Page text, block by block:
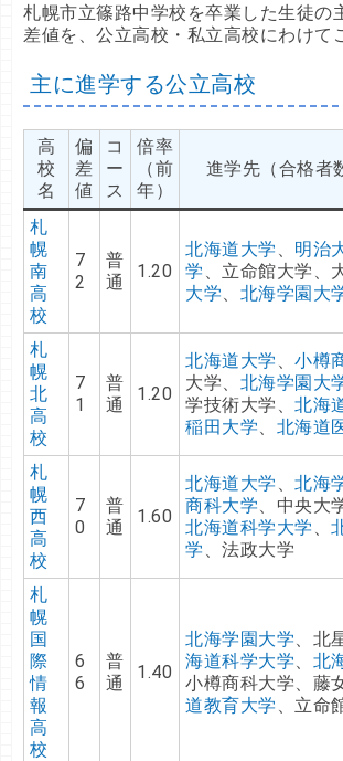
札幌市立篠路中学校を卒業した生徒の
差値を、公立高校・私立高校にわけて
主に進学する公立高校
高
校
名
偏
差
値
コ
ー
ス
倍率
（前
年）
進学先（合格者
札
幌
南
高
校
7
2
普
通
1.20
北海道大学 明治
学 、立命館大学、
大学
北海学園大
札
幌
北
高
校
7
1
普
通
1.20
北海道大学 、小樽
大学、 北海学園大
学技術大学、北海
稲田大学
北海道
札
幌
西
高
校
7
0
普
通
1.60
北海道大学 、北海
商科大学 、中央大
北海道科学大学 、
学 、法政大学
札
幌
国
際
情
報
高
校
6
6
普
通
1.40
北海学園大学 、北
海道科学大学
北
小樽商科大学、藤
道教育大学 、立命